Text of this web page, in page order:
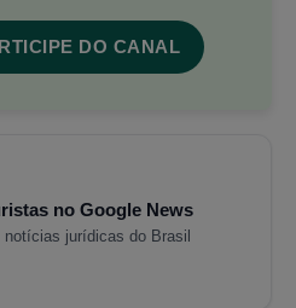
DO CANAL
no Google News
notícias jurídicas do Brasil